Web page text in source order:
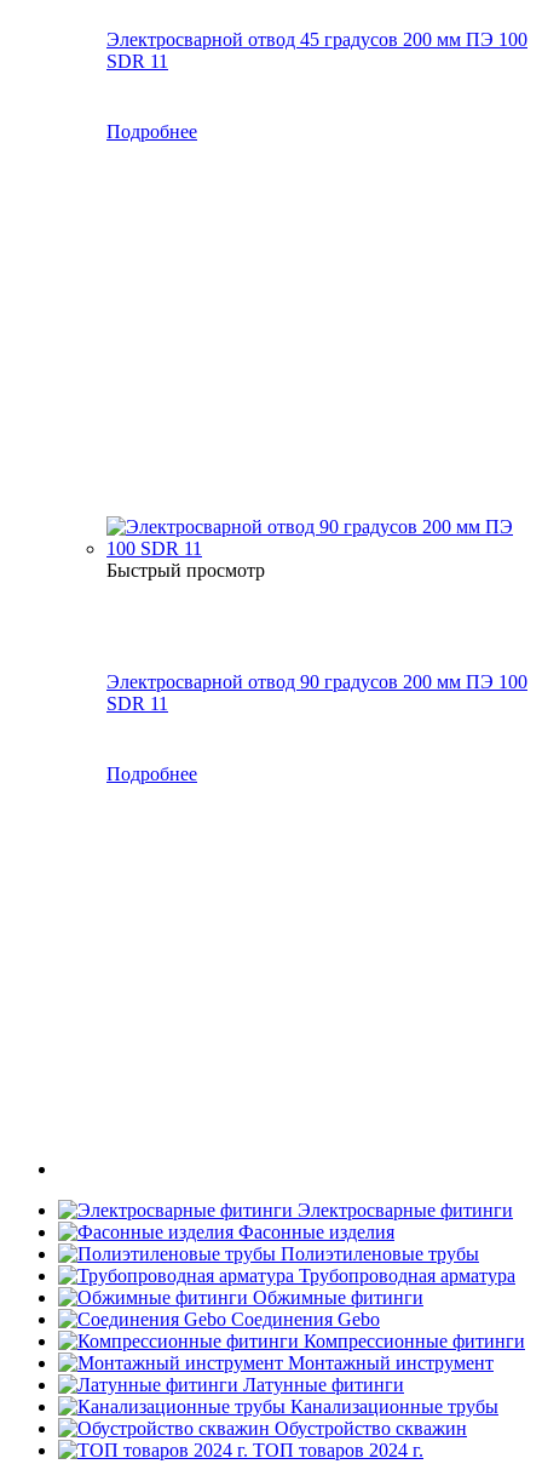
Электросварной отвод 45 градусов 200 мм ПЭ 100
SDR 11
Подробнее
Быстрый просмотр
Электросварной отвод 90 градусов 200 мм ПЭ 100
SDR 11
Подробнее
Электросварные фитинги
Фасонные изделия
Полиэтиленовые трубы
Трубопроводная арматура
Обжимные фитинги
Соединения Gebo
Компрессионные фитинги
Монтажный инструмент
Латунные фитинги
Канализационные трубы
Обустройство скважин
ТОП товаров 2024 г.